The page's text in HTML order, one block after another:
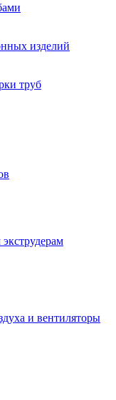
изделий
труб
и вентиляторы